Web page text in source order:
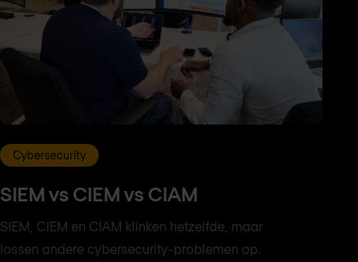
Cybersecurity
SIEM vs CIEM vs CIAM
SIEM, CIEM en CIAM klinken hetzelfde, maar
lossen andere cybersecurity-problemen op.